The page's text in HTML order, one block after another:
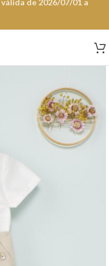
de 2026/07/01 a